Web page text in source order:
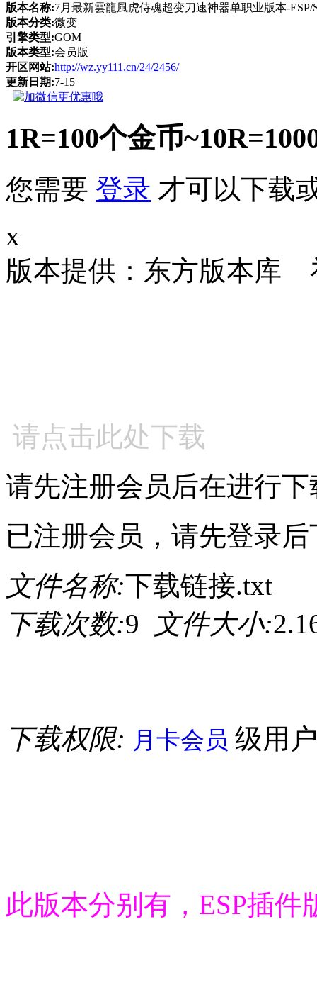
版本名称:7月最新雲龍風虎侍魂超变刀速神器单职业版本-
版本分类:微变
引擎类型:GOM
版本类型:会员版
开区网站:http://wz.yy111.cn/24/2456/
更新日期:7-15
1R=100个金币
您需要 登录 才可以下载
x
版本提供：东方版本
请点击此处下载
请先注册会员后在进行下
已注册会员，请先登录后
文件名称:下载链接.txt
下载次数:9 文件大小:
下载权限: 月卡会员 级用
此版本分别有，ESP插